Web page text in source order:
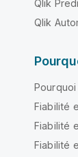
Qlik
Qlik
Pourquoi
Fiabilité
Fiabilité
Fiabilité